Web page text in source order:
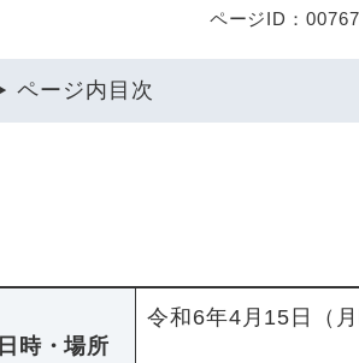
ページID：
ページ内目次
日時・場所
令和6年4月15日（